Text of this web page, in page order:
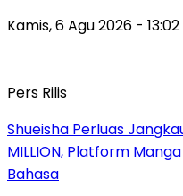
Kamis, 6 Agu 2026 - 13:02
Pers Rilis
Shueisha Perluas
MILLION, Platform
Bahasa